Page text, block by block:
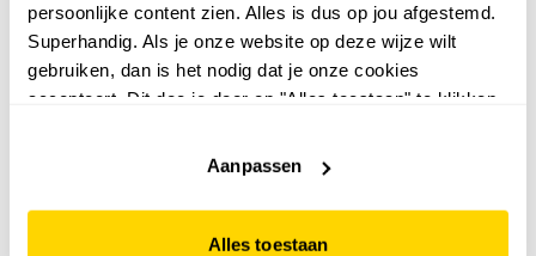
persoonlijke content zien. Alles is dus op jou afgestemd.
Superhandig. Als je onze website op deze wijze wilt
gebruiken, dan is het nodig dat je onze cookies
accepteert. Dit doe je door op "Alles toestaan" te klikken.
website niet optimaal functioneert.
Aanpassen
Alles toestaan